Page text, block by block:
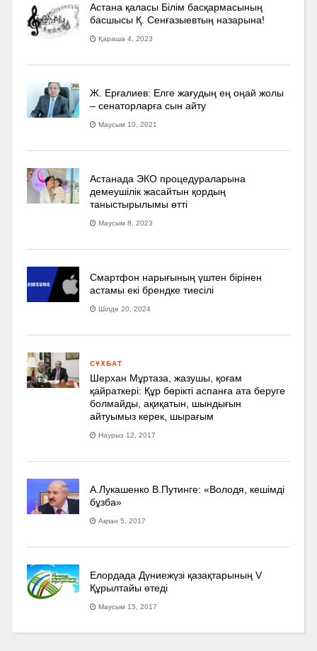
Астана қаласы Білім басқармасының
басшысы Қ. Сенғазыевтың назарына!
Қараша 4, 2023
Ж. Ерғалиев: Елге жағудың ең оңай жолы
– сенаторларға сын айту
Маусым 10, 2021
Астанада ЭКО процедураларына
демеушілік жасайтын қордың
таныстырылымы өтті
Маусым 8, 2023
Смартфон нарығының үштен бірінен
астамы екі брендке тиесілі
Шілде 20, 2024
СҰХБАТ
Шерхан Мұртаза, жазушы, қоғам
қайраткері: Құр бөрікті аспанға ата беруге
болмайды, ақиқатын, шындығын
айтуымыз керек, шырағым
Наурыз 12, 2017
А.Лукашенко В.Путинге: «Володя, кешімді
бұзба»
Ақпан 5, 2017
Елордада Дүниежүзі қазақтарының V
Құрылтайы өтеді
Маусым 15, 2017